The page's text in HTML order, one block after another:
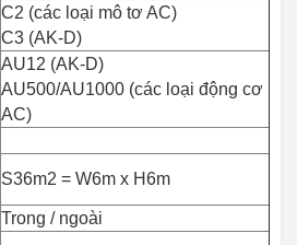
C2 (các loại mô tơ AC)
C3 (AK-D)
AU12 (AK-D)
AU500/AU1000 (các loại động cơ
AC)
S36m2 = W6m x H6m
Trong / ngoài